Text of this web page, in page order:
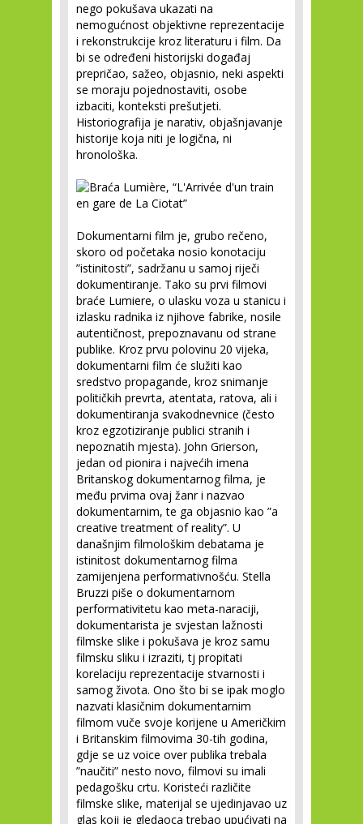
nego pokušava ukazati na
nemogućnost objektivne reprezentacije
i rekonstrukcije kroz literaturu i film. Da
bi se određeni historijski događaj
prepričao, sažeo, objasnio, neki aspekti
se moraju pojednostaviti, osobe
izbaciti, konteksti prešutjeti.
Historiografija je narativ, objašnjavanje
historije koja niti je logična, ni
hronološka.
Dokumentarni film je, grubo rečeno,
skoro od početaka nosio konotaciju
”istinitosti”, sadržanu u samoj riječi
dokumentiranje. Tako su prvi filmovi
braće Lumiere, o ulasku voza u stanicu i
izlasku radnika iz njihove fabrike, nosile
autentičnost, prepoznavanu od strane
publike. Kroz prvu polovinu 20 vijeka,
dokumentarni film će služiti kao
sredstvo propagande, kroz snimanje
političkih prevrta, atentata, ratova, ali i
dokumentiranja svakodnevnice (često
kroz egzotiziranje publici stranih i
nepoznatih mjesta). John Grierson,
jedan od pionira i najvećih imena
Britanskog dokumentarnog filma, je
među prvima ovaj žanr i nazvao
dokumentarnim, te ga objasnio kao ”a
creative treatment of reality”. U
današnjim filmološkim debatama je
istinitost dokumentarnog filma
zamijenjena performativnošću. Stella
Bruzzi piše o dokumentarnom
performativitetu kao meta-naraciji,
dokumentarista je svjestan lažnosti
filmske slike i pokušava je kroz samu
filmsku sliku i izraziti, tj propitati
korelaciju reprezentacije stvarnosti i
samog života. Ono što bi se ipak moglo
nazvati klasičnim dokumentarnim
filmom vuče svoje korijene u Američkim
i Britanskim filmovima 30-tih godina,
gdje se uz voice over publika trebala
”naučiti” nesto novo, filmovi su imali
pedagošku crtu. Koristeći različite
filmske slike, materijal se ujedinjavao uz
glas koji je gledaoca trebao upućivati na